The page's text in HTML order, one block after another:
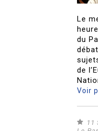
Le
du
de
Voir
11